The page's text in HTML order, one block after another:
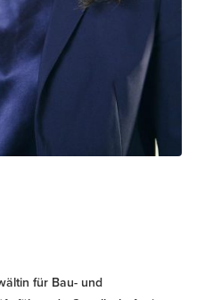
für Bau- und